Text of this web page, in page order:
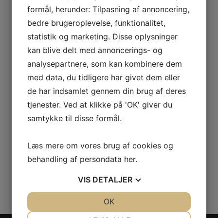
Strandtudsernes skæbne i kølvandet på stormfloden
IUCN udgiver holdningserklæring om vigtigheden af
zoologiske haver
50 års jubilæum
LIFE Fonden – Fight the Bite og Extractors
SPONSORER
Sponsorer
Bliv sponsor
Donationer
Større Projekter
formål, herunder: Tilpasning af annoncering,
bedre brugeroplevelse, funktionalitet,
statistik og marketing. Disse oplysninger
kan blive delt med annoncerings- og
analysepartnere, som kan kombinere dem
med data, du tidligere har givet dem eller
de har indsamlet gennem din brug af deres
tjenester. Ved at klikke på 'OK' giver du
samtykke til disse formål.
Læs mere om vores brug af cookies og
behandling af persondata her.
VIS DETALJER
OK